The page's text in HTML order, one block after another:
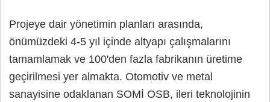
Projeye dair yönetimin planları arasında,
önümüzdeki 4-5 yıl içinde altyapı çalışmalarını
tamamlamak ve 100'den fazla fabrikanın üretime
geçirilmesi yer almakta. Otomotiv ve metal
sanayisine odaklanan SOMİ OSB, ileri teknolojinin